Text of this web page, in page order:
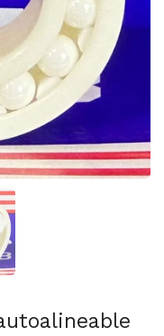
2 diapositiva 3